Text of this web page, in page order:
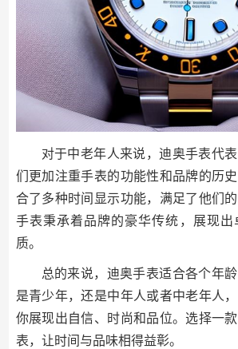
对于中老年人来说，迪奥手表代
们更加注重手表的功能性和品牌的历
合了多种时间显示功能，满足了他们
手表秉承着品牌的豪华传统，展现出
质。
总的来说，迪奥手表适合各个年
是青少年，还是中年人或者中老年人
你展现出自信、时尚和品位。选择一
表，让时间与品味相得益彰。